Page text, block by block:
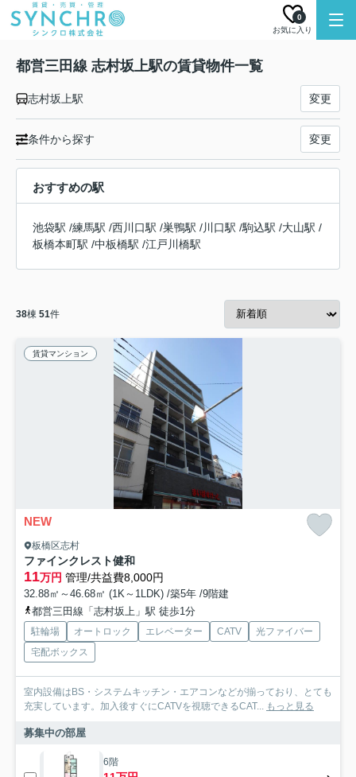
お気に入り
0
都営三田線 志村坂上駅の賃貸物件一覧
志村坂上駅 変更
条件から探す 変更
おすすめの駅
池袋駅 /練馬駅 /西川口駅 /巣鴨駅 /川口駅 /駒込駅 /大山駅 /
板橋本町駅 /中板橋駅 /江戸川橋駅
38棟 51件
賃貸マンション
NEW
板橋区志村
ファインクレスト健和
11万円 管理/共益費8,000円
32.88㎡～46.68㎡ (1K～1LDK) /築5年 /9階建
都営三田線「志村坂上」駅 徒歩1分
駐輪場 オートロック エレベーター CATV
光ファイバー
宅配ボックス
室内設備はBS・システムキッチン・エアコンなどが揃っており、とても
充実しています。加入後すぐにCATVを視聴できるCAT... もっと見る
募集中の部屋
6階